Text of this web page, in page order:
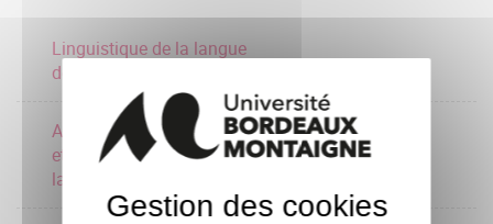
Linguistique de la langue
des signes
Approches comparatives
et typologiques des
langues
Gestion des cookies